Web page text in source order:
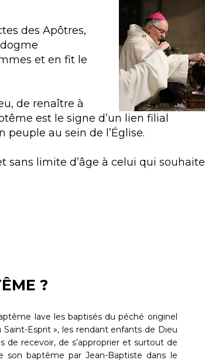
des Apôtres,
et en fit le
de renaître à
est le signe d’un lien filial
au sein de l’Église.
sans limite d’âge à celui qui souhaite
?
lave les baptisés du péché originel
Esprit », les rendant enfants de Dieu
de recevoir, de s’approprier et surtout de
son baptême par Jean-Baptiste dans le